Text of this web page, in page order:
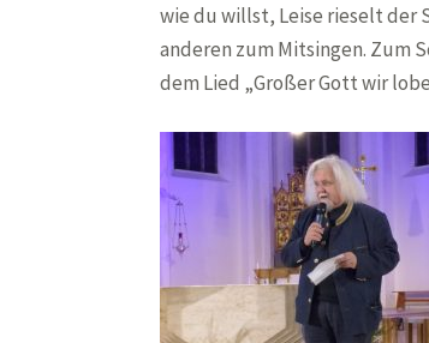
wie du willst, Leise rieselt der
anderen zum Mitsingen. Zum
dem Lied „Großer Gott wir